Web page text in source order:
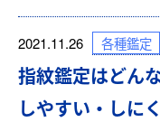
2021.11.26 各種鑑定
指紋鑑定はどん
しやすい・しに